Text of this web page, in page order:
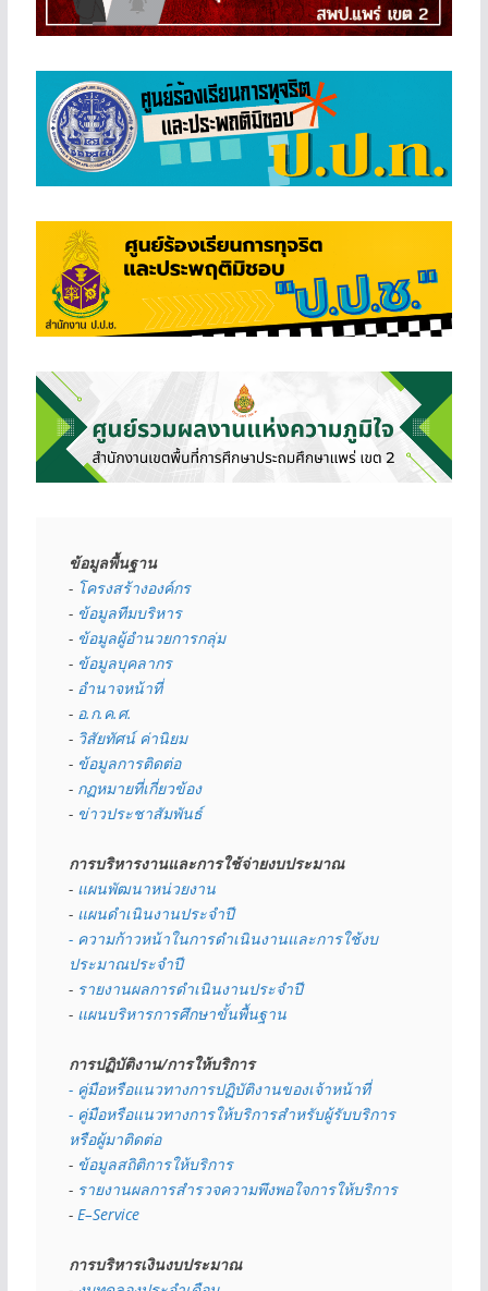
ข้อมูลพื้นฐาน
- โครงสร้างองค์กร
- ข้อมูลทีมบริหาร
- ข้อมูลผู้อำนวยการกลุ่ม
- ข้อมูลบุคลากร
- อำนาจหน้าที่
- อ.ก.ค.ศ.
- วิสัยทัศน์ ค่านิยม
- ข้อมูลการติดต่อ
- กฏหมายที่เกี่ยวข้อง
- ข่าวประชาสัมพันธ์
การบริหารงานและการใช้จ่ายงบประมาณ
- แผนพัฒนาหน่วยงาน
- แผนดำเนินงานประจำปี
- ความก้าวหน้าในการดำเนินงานและการใช้งบ
ประมาณประจำปี
- รายงานผลการดำเนินงานประจำปี
- แผนบริหารการศึกษาขั้นพื้นฐาน
การปฏิบัติงาน/การให้บริการ
- คู่มือหรือแนวทางการปฏิบัติงานของเจ้าหน้าที่
- คู่มือหรือแนวทางการให้บริการสำหรับผู้รับบริการ
หรือผู้มาติดต่อ
- ข้อมูลสถิติการให้บริการ
- รายงานผลการสำรวจความพึงพอใจการให้บริการ
- E–Service
การบริหารเงินงบประมาณ